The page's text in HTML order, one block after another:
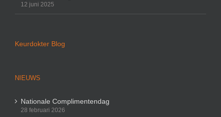
12 juni 2025
Keurdokter Blog
NIEUWS
Nationale Complimentendag
28 februari 2026